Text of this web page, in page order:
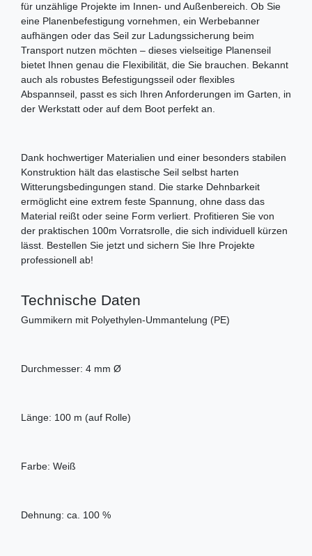
für unzählige Projekte im Innen- und Außenbereich. Ob Sie
eine Planenbefestigung vornehmen, ein Werbebanner
aufhängen oder das Seil zur Ladungssicherung beim
Transport nutzen möchten – dieses vielseitige Planenseil
bietet Ihnen genau die Flexibilität, die Sie brauchen. Bekannt
auch als robustes Befestigungsseil oder flexibles
Abspannseil, passt es sich Ihren Anforderungen im Garten, in
der Werkstatt oder auf dem Boot perfekt an.
Dank hochwertiger Materialien und einer besonders stabilen
Konstruktion hält das elastische Seil selbst harten
Witterungsbedingungen stand. Die starke Dehnbarkeit
ermöglicht eine extrem feste Spannung, ohne dass das
Material reißt oder seine Form verliert. Profitieren Sie von
der praktischen 100m Vorratsrolle, die sich individuell kürzen
lässt. Bestellen Sie jetzt und sichern Sie Ihre Projekte
professionell ab!
Technische Daten
Gummikern mit Polyethylen-Ummantelung (PE)
Durchmesser: 4 mm Ø
Länge: 100 m (auf Rolle)
Farbe: Weiß
Dehnung: ca. 100 %